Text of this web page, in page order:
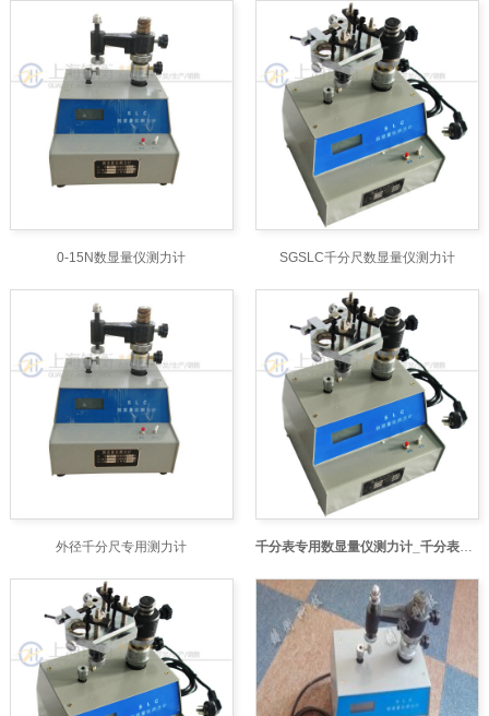
0-15N数显量仪测力计 SGSLC千分尺数显量仪测力计
外径千分尺专用测力计 千分表专用数显量仪测力计_千分表数显量仪测力计